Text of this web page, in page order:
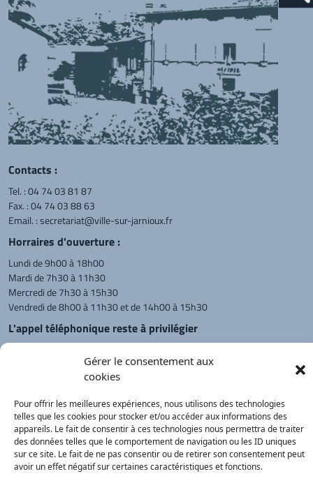
Gérer le consentement aux
cookies
Pour offrir les meilleures expériences, nous utilisons des technologies
telles que les cookies pour stocker et/ou accéder aux informations des
appareils. Le fait de consentir à ces technologies nous permettra de traiter
des données telles que le comportement de navigation ou les ID uniques
sur ce site. Le fait de ne pas consentir ou de retirer son consentement peut
avoir un effet négatif sur certaines caractéristiques et fonctions.
Contacts :
Tel. :04 74 03 81 87
Fax. : 04 74 03 88 63
Email. :secretariat@ville-sur-jarnioux.fr
Horraires d'ouverture :
Lundi de 9h00 à 18h00
Mardi de 7h30 à 11h30
Mercredi de 7h30 à 15h30
Vendredi de 8h00 à 11h30 et de 14h00 à 15h30
L'appel téléphonique reste à privilégier
reçoivent sur rendez-vous.
Retour à l'accueil Actualités PanneauPocket Recherche
Démarches
Service Public
Contacts
Mentions
légales
Plan du site